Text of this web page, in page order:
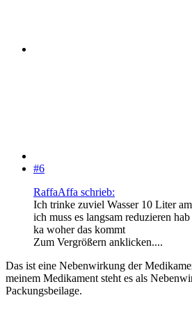
#6
RaffaAffa schrieb:
Ich trinke zuviel Wasser 10 Liter
ich muss es langsam reduzieren
ka woher das kommt
Zum Vergrößern anklicken....
Das ist eine Nebenwirkung der
meinem Medikament steht es als
Packungsbeilage.